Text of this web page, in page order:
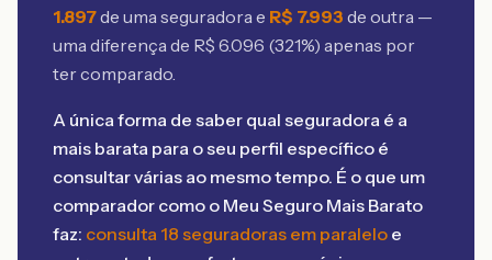
1.897de uma seguradora e R$ 7.993 de outra —
uma diferença de R$ 6.096 (321%) apenas por
ter comparado.
A única forma de saber qual seguradora é a
mais barata para o seu perfil específico é
consultar várias ao mesmo tempo. É o que um
comparador como o Meu Seguro Mais Barato
faz: consulta 18 seguradoras em paralelo e